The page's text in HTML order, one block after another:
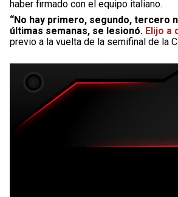
haber firmado con el equipo italiano.
“No hay primero, segundo, tercero
últimas semanas, se lesionó. Elijo a
previo a la vuelta de la semifinal de la